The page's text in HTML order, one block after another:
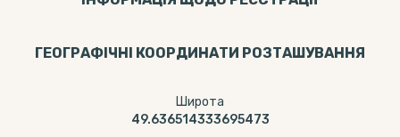
ГЕОГРАФІЧНІ КООРДИНАТИ РОЗТАШУВАННЯ
Широта
49.636514333695473